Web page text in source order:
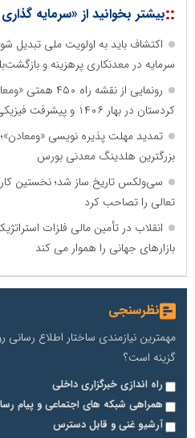
::بیشتر بخوانید از «سرمایه
اکتشاف باید به اولویت ملی تبدیل
سرمایه در معدنکاری پرهزینه و
رونمایی از نقشه
کردستان در بهار ۱۴۰۶ و پیشرفت فیزیکی ۳۵٪ مس جانجا
تمدید مهلت پذیره نویسی
بزرگترین هلدینگ معدنی بورس
سی‌ولکس تاریخ ساز شد؛ نخستین
تعالی را تصاحب کرد
انقلاب در تأمین مالی فلزات
بازارهای جهانی را هموار می کند
نظرسنجی
مهمترین نیازمندی ساختار اطلاع
گزینه است؟
راه اندازی خبرگزاری داخلی
همراهی شبکه های اجتماعی و پیام
آرشیو غنی و قابل دسترس